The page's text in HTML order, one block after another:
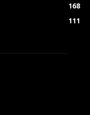
168
111